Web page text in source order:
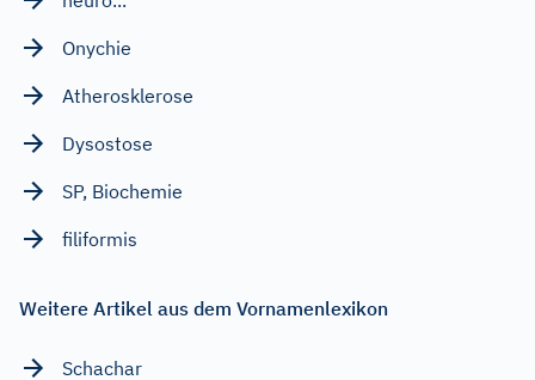
Onychie
Atherosklerose
Dysostose
SP, Biochemie
filiformis
Weitere Artikel aus dem Vornamenlexikon
Schachar